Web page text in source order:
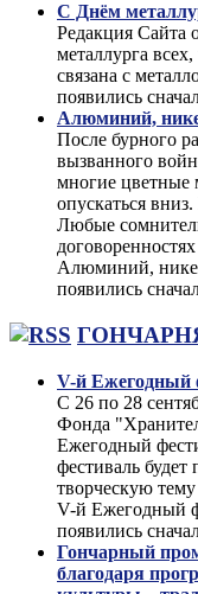
С Днём
Редакция Сайта
металлурга
связана с
появились
Алюминий,
После бурного
вызванного
многие цветные
опускаться
Любые
Алюминий,
появились
V-й Ежегодный
С 26 по 28
Фонда
Ежегодный
фестиваль будет
творческую
V-й Ежегодный
появились
Гончарный
благодаря